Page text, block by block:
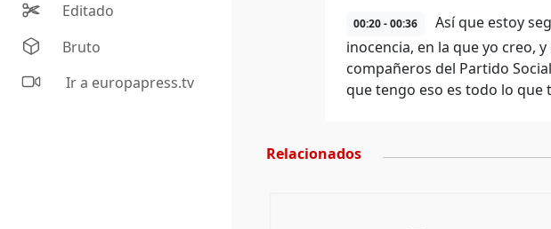
Editado
Bruto
Ir a europapress.tv
00:20 - 00:36
Así que estoy
inocencia, en la que yo creo,
compañeros del Partido
que tengo eso es todo lo que
Relacionados